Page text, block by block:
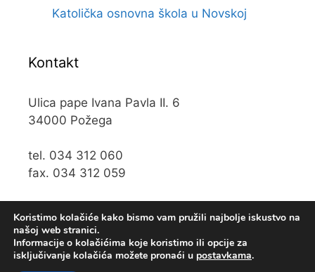
Katolička osnovna škola u Novskoj
Kontakt
Ulica pape Ivana Pavla II. 6
34000 Požega
tel. 034 312 060
fax. 034 312 059
Koristimo kolačiće kako bismo vam pružili najbolje iskustvo na
našoj web stranici.
Informacije o kolačićima koje koristimo ili opcije za
isključivanje kolačića možete pronaći u postavkama.